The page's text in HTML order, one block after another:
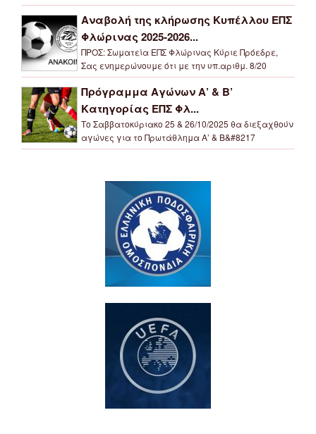
Αναβολή της κλήρωσης Κυπέλλου ΕΠΣ
Φλώρινας 2025-2026...
ΠΡΟΣ: Σωματεία ΕΠΣ Φλώρινας Κύριε Πρόεδρε,
Σας ενημερώνουμε ότι με την υπ.αριθμ. 8/20
Πρόγραμμα Αγώνων Α’ & Β’
Κατηγορίας ΕΠΣ Φλ...
Το Σαββατοκύριακο 25 & 26/10/2025 θα διεξαχθούν
αγώνες για το Πρωτάθλημα Α’ & Β&#8217